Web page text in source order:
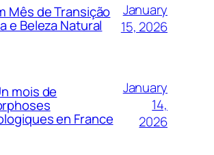
Mês de Transição
e Beleza Natural
January
15, 2026
mois de
en France
January
14,
2026